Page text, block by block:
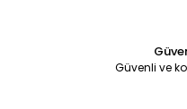
Güvenli ve